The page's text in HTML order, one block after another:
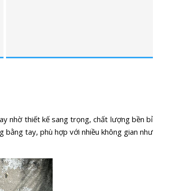
nhờ thiết kế sang trọng, chất lượng bền bỉ
bằng tay, phù hợp với nhiều không gian như